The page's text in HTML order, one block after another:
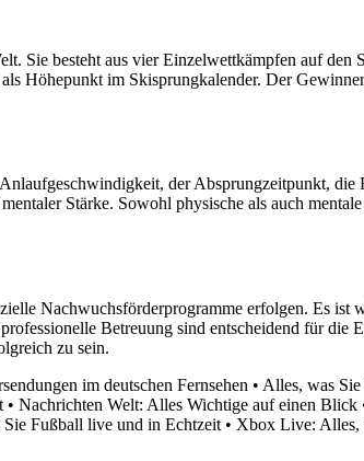
Sie besteht aus vier Einzelwettkämpfen auf
Höhepunkt im Skisprungkalender. Der
der Absprungzeitpunkt,
Stärke. Sowohl physische als auch
Nachwuchsförderprogramme erfolgen. Es
Betreuung sind entscheidend für die
zu sein.
im deutschen Fernsehen • Alles, was
• Nachrichten Welt: Alles Wichtige auf einen Blick
Fußball live und in Echtzeit • Xbox Live: Alles,